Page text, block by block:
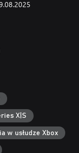
X|S
w usłudze Xbox